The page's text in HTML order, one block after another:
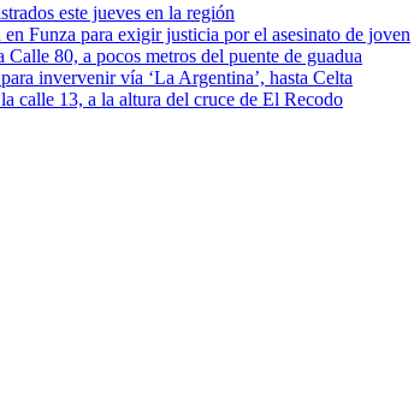
este jueves en la región
Funza para exigir justicia por el asesinato de joven
80, a pocos metros del puente de guadua
invervenir vía ‘La Argentina’, hasta Celta
calle 13, a la altura del cruce de El Recodo